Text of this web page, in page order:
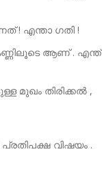
! എന്താ ഗതി !
ആണ് . എന്ത്
മുഖം തിരിക്കൽ ,
വിഷയം .